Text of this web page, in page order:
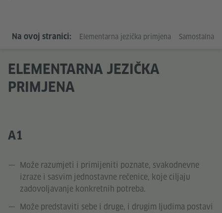
Na ovoj stranici: Elementarna jezička primjena Samostalna
ELEMENTARNA JEZIČKA
PRIMJENA
A1
Može razumjeti i primijeniti poznate, svakodnevne
izraze i sasvim jednostavne rečenice, koje ciljaju
zadovoljavanje konkretnih potreba.
Može predstaviti sebe i druge, i drugim ljudima postavi